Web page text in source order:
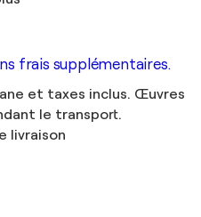
frais supplémentaires.
et taxes inclus. Œuvres
le transport.
livraison